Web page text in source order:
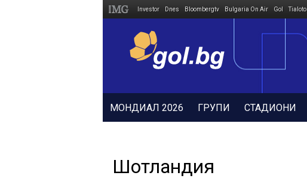
Investor Dnes Bloombergtv Bulgaria On Air Gol Tialoto
МОНДИАЛ 2026 ГРУПИ СТАДИОНИ
Шотландия